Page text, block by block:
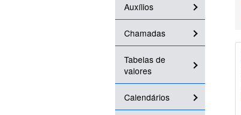
Auxílios
Chamadas
Tabelas de
valores
Calendários